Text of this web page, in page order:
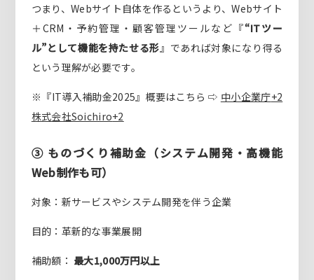
つまり、Webサイト自体を作るというより、Webサイト
＋CRM・予約管理・顧客管理ツールなど『“ITツー
ル”として機能を持たせる形 』であれば対象になり得る
という理解が必要です。
※『IT導入補助金2025』概要はこちら ⇨ 中小企業庁+2
株式会社Soichiro+2
③ ものづくり補助金（システム開発・高機能
Web制作も可）
対象：新サービスやシステム開発を伴う企業
目的：革新的な事業展開
補助額： 最大1,000万円以上